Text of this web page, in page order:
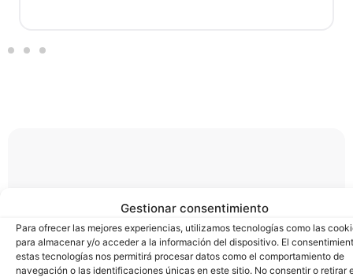
Gestionar consentimiento
Para ofrecer las mejores experiencias, utilizamos tecnologías como las
para almacenar y/o acceder a la información del dispositivo. El
estas tecnologías nos permitirá procesar datos como el comportamiento de
navegación o las identificaciones únicas en este sitio. No consentir o retirar
Soporte real cuando
lo necesites